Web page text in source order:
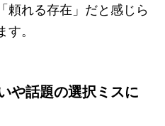
頼れる存在」だと感じら
。
や話題の選択ミスに